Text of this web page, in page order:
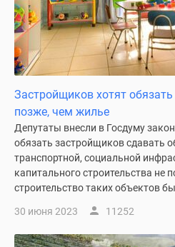
Застройщиков хотят
позже, чем жилье
Депутаты внесли в Госдуму
обязать застройщиков сдавать
транспортной, социальной
капитального строительства не
строительство таких объектов
30 июня 2023 11252